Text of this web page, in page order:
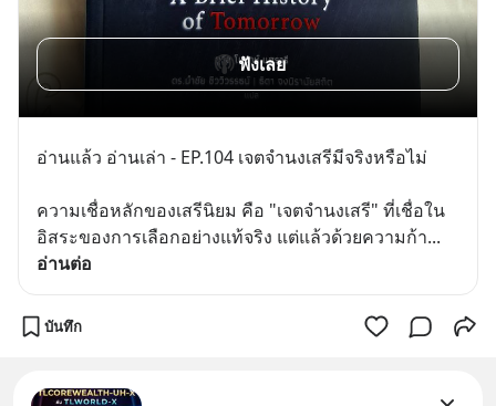
ฟังเลย
อ่านแล้ว อ่านเล่า - EP.104 เจตจำนงเสรีมีจริงหรือไม่
ความเชื่อหลักของเสรีนิยม คือ "เจตจำนงเสรี" ที่เชื่อใน
อิสระของการเลือกอย่างแท้จริง แต่แล้วด้วยความก้า
อ่านต่อ
บันทึก